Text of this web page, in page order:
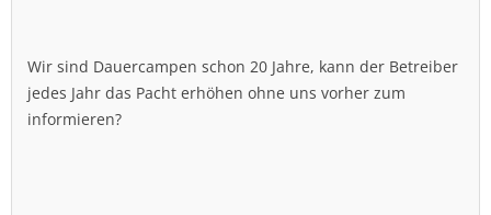
Wir sind Dauercampen schon 20 Jahre, kann der Betreiber
jedes Jahr das Pacht erhöhen ohne uns vorher zum
informieren?